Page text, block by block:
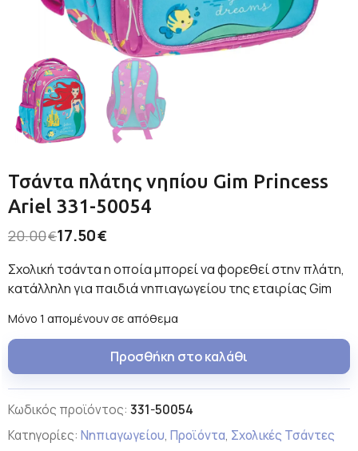
Τσάντα πλάτης νηπίου Gim Princess
Ariel 331-50054
20.00€17.50€
Σχολική τσάντα η οποία μπορεί να φορεθεί στην πλάτη,
κατάλληλη για παιδιά νηπιαγωγείου της εταιρίας Gim
Μόνο 1 απομένουν σε απόθεμα
Προσθήκη στο καλάθι
Κωδικός προϊόντος: 331-50054
Κατηγορίες: Νηπιαγωγείου, Προϊόντα, Σχολικές Τσάντες